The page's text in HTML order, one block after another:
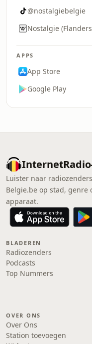
@nostalgiebelgie
Nostalgie
APPS
App Store
Google Play
Luister naar
Belgie.be op stad,
apparaat.
BLADEREN
Radiozenders
Podcasts
Top Nummers
OVER ONS
Over Ons
Station toevoegen